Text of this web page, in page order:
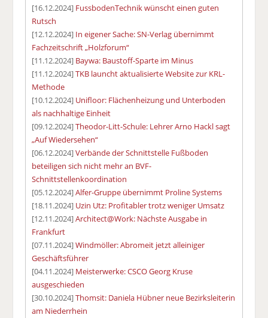
[16.12.2024] FussbodenTechnik wünscht einen guten
Rutsch
[12.12.2024] In eigener Sache: SN-Verlag übernimmt
Fachzeitschrift „Holzforum“
[11.12.2024] Baywa: Baustoff-Sparte im Minus
[11.12.2024]TKB launcht aktualisierte Website zur KRL-
Methode
[10.12.2024] Unifloor: Flächenheizung und Unterboden
als nachhaltige Einheit
[09.12.2024]Theodor-Litt-Schule: Lehrer Arno Hackl sagt
„Auf Wiedersehen“
[06.12.2024]Verbände der Schnittstelle Fußboden
beteiligen sich nicht mehr an BVF-
Schnittstellenkoordination
[05.12.2024]Alfer-Gruppe übernimmt Proline Systems
[18.11.2024] Uzin Utz: Profitabler trotz weniger Umsatz
[12.11.2024]Architect@Work: Nächste Ausgabe in
Frankfurt
[07.11.2024]Windmöller: Abromeit jetzt alleiniger
Geschäftsführer
[04.11.2024] Meisterwerke: CSCO Georg Kruse
ausgeschieden
[30.10.2024]Thomsit: Daniela Hübner neue Bezirksleiterin
am Niederrhein